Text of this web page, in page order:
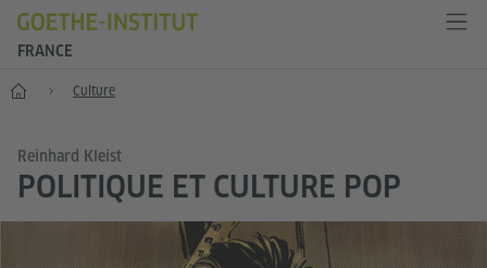
FRANCE
Accueil Culture
Reinhard Kleist
POLITIQUE ET CULTURE POP